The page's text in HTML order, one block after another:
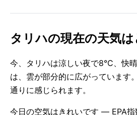
タリハの現在の天気
今、タリハは涼しい夜で8°C、快
は、雲が部分的に広がっています
通りに感じられます。
今日の空気はきれいです — EPA指